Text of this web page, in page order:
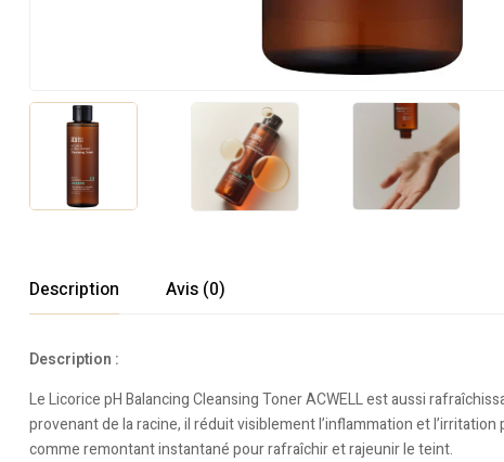
Description Avis (0)
Description :
Le Licorice pH Balancing Cleansing Toner ACWELL est aussi
provenant de la racine, il réduit visiblement l’inflammation et
comme remontant instantané pour rafraîchir et rajeunir le teint.